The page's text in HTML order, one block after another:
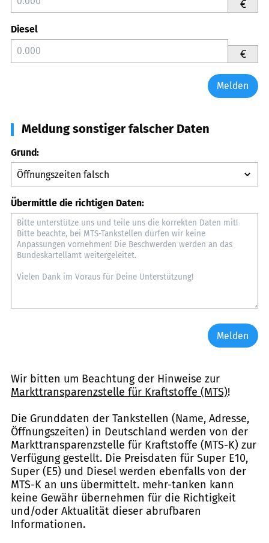
€
Diesel
€
Melden
Meldung sonstiger falscher Daten
Grund:
Übermittle die richtigen Daten:
Melden
Wir bitten um Beachtung der Hinweise zur
Markttransparenzstelle für Kraftstoffe (MTS)!
Die Grunddaten der Tankstellen (Name, Adresse,
Öffnungszeiten) in Deutschland werden von der
Markttransparenzstelle für Kraftstoffe (MTS-K) zur
Verfügung gestellt. Die Preisdaten für Super E10,
Super (E5) und Diesel werden ebenfalls von der
MTS-K an uns übermittelt. mehr-tanken kann
keine Gewähr übernehmen für die Richtigkeit
und/oder Aktualität dieser abrufbaren
Informationen.